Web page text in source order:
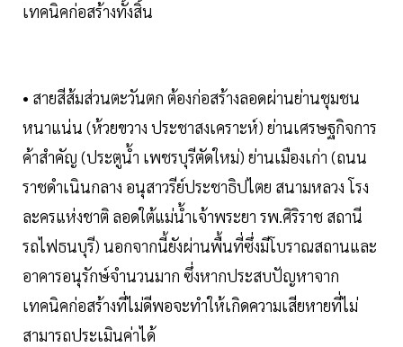
เทคนิคก่อสร้างทั้งสิ้น
• สายสีส้มส่วนตะวันตก ต้องก่อสร้างลอดผ่านย่านชุมชน
หนาแน่น (ห้วยขวาง ประชาสงเคราะห์) ย่านเศรษฐกิจการ
ค้าสำคัญ (ประตูน้ำ เพชรบุรีตัดใหม่) ย่านเมืองเก่า (ถนน
ราชดำเนินกลาง อนุสาวรีย์ประชาธิปไตย สนามหลวง โรง
ละครแห่งชาติ ลอดใต้แม่น้ำเจ้าพระยา รพ.ศิริราช สถานี
รถไฟธนบุรี) นอกจากนี้ยังผ่านพื้นที่ซึ่งมีโบราณสถานและ
อาคารอนุรักษ์จำนวนมาก ซึ่งหากประสบปัญหาจาก
เทคนิคก่อสร้างที่ไม่ดีพอจะทำให้เกิดความเสียหายที่ไม่
สามารถประเมินค่าได้